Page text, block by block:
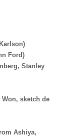
Ford)
Stanley
Won, sketch de
Ashiya,